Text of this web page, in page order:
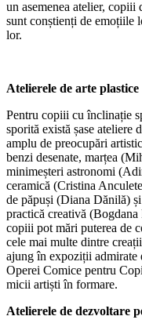
un asemenea atelier, copiii
sunt conștienți de emoțiile
lor.
Atelierele de arte plastice
Pentru copiii cu înclinație
sporită există șase ateliere
amplu de preocupări
benzi desenate, marțea
minimeșteri astronomi
ceramică (Cristina
de păpuși (Diana Dănilă)
practică creativă
copiii pot mări puterea de
cele mai multe dintre
ajung în expoziții admirate
Operei Comice pentru
micii artiști în formare.
Atelierele de dezvoltare